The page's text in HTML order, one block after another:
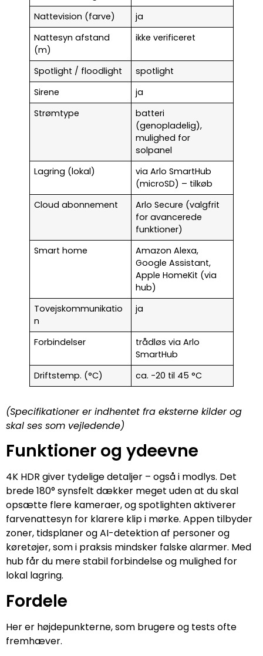
Nattevision (farve)
ja
Nattesyn afstand
(m)
ikke verificeret
Spotlight / floodlight
spotlight
Sirene
ja
Strømtype
batteri
(genopladelig),
mulighed for
solpanel
Lagring (lokal)
via Arlo SmartHub
(microSD) – tilkøb
Cloud abonnement
Arlo Secure (valgfrit
for avancerede
funktioner)
Smart home
Amazon Alexa,
Google Assistant,
Apple HomeKit (via
hub)
Tovejskommunikatio
n
ja
Forbindelser
trådløs via Arlo
SmartHub
Driftstemp. (°C)
ca. -20 til 45 °C
(Specifikationer er indhentet fra eksterne kilder og
skal ses som vejledende)
Funktioner og ydeevne
4K HDR giver tydelige detaljer – også i modlys. Det
brede 180° synsfelt dækker meget uden at du skal
opsætte flere kameraer, og spotlighten aktiverer
farvenattesyn for klarere klip i mørke. Appen tilbyder
zoner, tidsplaner og AI-detektion af personer og
køretøjer, som i praksis mindsker falske alarmer. Med
hub får du mere stabil forbindelse og mulighed for
lokal lagring.
Fordele
Her er højdepunkterne, som brugere og tests ofte
fremhæver.